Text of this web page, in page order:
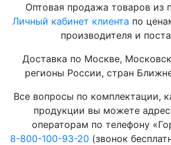
Оптовая продажа товаров из
Личный кабинет клиента по
производителя и
Доставка по Москве,
регионы России, стран
Все вопросы по комплектации,
продукции вы можете
операторам по телефону
8-800-100-93-20 (звонок